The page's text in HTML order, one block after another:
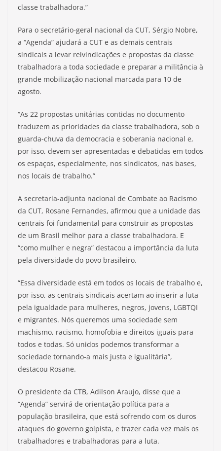
classe trabalhadora.”
Para o secretário-geral nacional da CUT, Sérgio Nobre,
a “Agenda” ajudará a CUT e as demais centrais
sindicais a levar reivindicações e propostas da classe
trabalhadora a toda sociedade e preparar a militância à
grande mobilização nacional marcada para 10 de
agosto.
“As 22 propostas unitárias contidas no documento
traduzem as prioridades da classe trabalhadora, sob o
guarda-chuva da democracia e soberania nacional e,
por isso, devem ser apresentadas e debatidas em todos
os espaços, especialmente, nos sindicatos, nas bases,
nos locais de trabalho.”
A secretaria-adjunta nacional de Combate ao Racismo
da CUT, Rosane Fernandes, afirmou que a unidade das
centrais foi fundamental para construir as propostas
de um Brasil melhor para a classe trabalhadora. E
“como mulher e negra” destacou a importância da luta
pela diversidade do povo brasileiro.
“Essa diversidade está em todos os locais de trabalho e,
por isso, as centrais sindicais acertam ao inserir a luta
pela igualdade para mulheres, negros, jovens, LGBTQI
e migrantes. Nós queremos uma sociedade sem
machismo, racismo, homofobia e direitos iguais para
todos e todas. Só unidos podemos transformar a
sociedade tornando-a mais justa e igualitária”,
destacou Rosane.
O presidente da CTB, Adilson Araujo, disse que a
“Agenda” servirá de orientação política para a
população brasileira, que está sofrendo com os duros
ataques do governo golpista, e trazer cada vez mais os
trabalhadores e trabalhadoras para a luta.